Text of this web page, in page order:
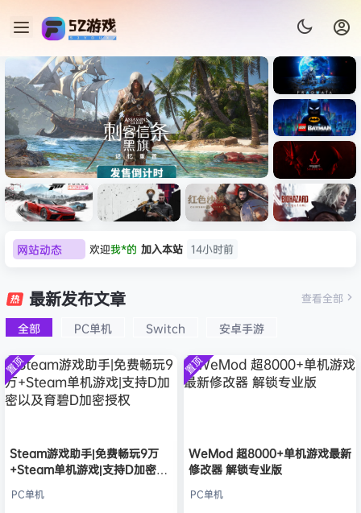
虚拟机版/Assassin’s Creed
HYPERVISOR》免安装中文
版
《识质存
在/PRAG
MATA》
免安装中
文版
《乐高蝙
蝠侠：黑
暗骑士之
Dark
Creed
拟机
速：地平
线
6（Forza
Horizon
6）免安装
中文版
心/Atomi
c
Heart》
文版
n Desert
HYPERVI
SOR）免
安装中文
版
9：安魂
Requiem
）免安装
中文版
网站动态 欢迎我*的 加入本站 14小时前
欢迎 有*酱
e******i
欢迎Q*H 加入本站
8月6日
普洱 签到获取 39 点积分 8月6日
欢迎普洱 加入本站
8月6日
欢迎0**3
欢迎V****y 加入本站
8月6日
欢迎兔**** 加入本站 5小时前
加入本站
最新发布文章
全部 PC单机 Switch 安卓手游
查看全部
置顶
Steam游戏助手|免费畅玩9万
+Steam单机游戏|支持D加密以
PC单机
置顶
WeMod 超8000+单机游戏最新
修改器 解锁专业版
PC单机